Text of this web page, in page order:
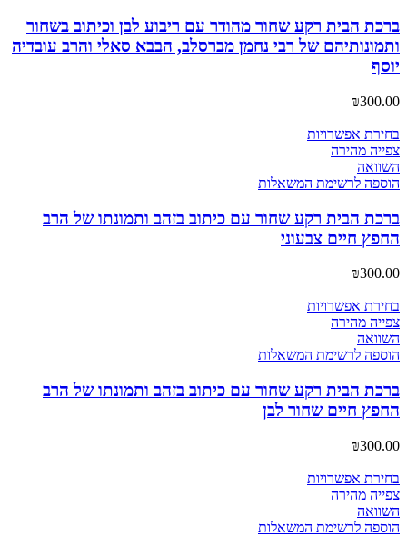
ברכת הבית רקע שחור מהודר עם ריבוע לבן וכיתוב בשחור
ותמונותיהם של רבי נחמן מברסלב, הבבא סאלי והרב עובדיה
יוסף
₪300.00
בחירת אפשרויות
צפייה מהירה
השוואה
הוספה לרשימת המשאלות
ברכת הבית רקע שחור עם כיתוב בזהב ותמונתו של הרב
החפץ חיים צבעוני
₪300.00
בחירת אפשרויות
צפייה מהירה
השוואה
הוספה לרשימת המשאלות
ברכת הבית רקע שחור עם כיתוב בזהב ותמונתו של הרב
החפץ חיים שחור לבן
₪300.00
בחירת אפשרויות
צפייה מהירה
השוואה
הוספה לרשימת המשאלות